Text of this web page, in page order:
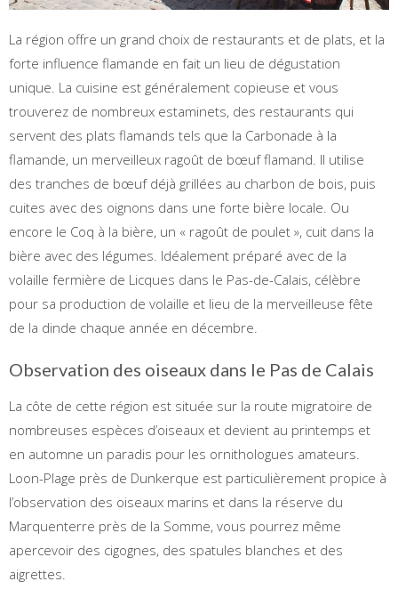
La région offre un grand choix de restaurants et de plats, et la
forte influence flamande en fait un lieu de dégustation
unique. La cuisine est généralement copieuse et vous
trouverez de nombreux estaminets, des restaurants qui
servent des plats flamands tels que la Carbonade à la
flamande, un merveilleux ragoût de bœuf flamand. Il utilise
des tranches de bœuf déjà grillées au charbon de bois, puis
cuites avec des oignons dans une forte bière locale. Ou
encore le Coq à la bière, un « ragoût de poulet », cuit dans la
bière avec des légumes. Idéalement préparé avec de la
volaille fermière de Licques dans le Pas-de-Calais, célèbre
pour sa production de volaille et lieu de la merveilleuse fête
de la dinde chaque année en décembre.
Observation des oiseaux dans le Pas de Calais
La côte de cette région est située sur la route migratoire de
nombreuses espèces d’oiseaux et devient au printemps et
en automne un paradis pour les ornithologues amateurs.
Loon-Plage près de Dunkerque est particulièrement propice à
l’observation des oiseaux marins et dans la réserve du
Marquenterre près de la Somme, vous pourrez même
apercevoir des cigognes, des spatules blanches et des
aigrettes.